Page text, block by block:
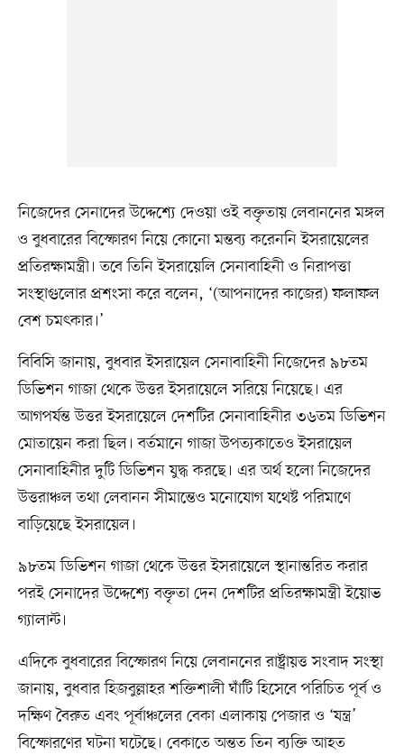
নিজেদের সেনাদের উদ্দেশ্যে দেওয়া ওই বক্তৃতায় লেবাননের মঙ্গল
ও বুধবারের বিস্ফোরণ নিয়ে কোনো মন্তব্য করেননি ইসরায়েলের
প্রতিরক্ষামন্ত্রী। তবে তিনি ইসরায়েলি সেনাবাহিনী ও নিরাপত্তা
সংস্থাগুলোর প্রশংসা করে বলেন, ‘(আপনাদের কাজের) ফলাফল
বেশ চমৎকার।’
বিবিসি জানায়, বুধবার ইসরায়েল সেনাবাহিনী নিজেদের ৯৮তম
ডিভিশন গাজা থেকে উত্তর ইসরায়েলে সরিয়ে নিয়েছে। এর
আগপর্যন্ত উত্তর ইসরায়েলে দেশটির সেনাবাহিনীর ৩৬তম ডিভিশন
মোতায়েন করা ছিল। বর্তমানে গাজা উপত্যকাতেও ইসরায়েল
সেনাবাহিনীর দুটি ডিভিশন যুদ্ধ করছে। এর অর্থ হলো নিজেদের
উত্তরাঞ্চল তথা লেবানন সীমান্তেও মনোযোগ যথেষ্ট পরিমাণে
বাড়িয়েছে ইসরায়েল।
৯৮তম ডিভিশন গাজা থেকে উত্তর ইসরায়েলে স্থানান্তরিত করার
পরই সেনাদের উদ্দেশ্যে বক্তৃতা দেন দেশটির প্রতিরক্ষামন্ত্রী ইয়োভ
গ্যালান্ট।
এদিকে বুধবারের বিস্ফোরণ নিয়ে লেবাননের রাষ্ট্রায়ত্ত সংবাদ সংস্থা
জানায়, বুধবার হিজবুল্লাহর শক্তিশালী ঘাঁটি হিসেবে পরিচিত পূর্ব ও
দক্ষিণ বৈরুত এবং পূর্বাঞ্চলের বেকা এলাকায় পেজার ও ‘যন্ত্র’
বিস্ফোরণের ঘটনা ঘটেছে। বেকাতে অন্তত তিন ব্যক্তি আহত